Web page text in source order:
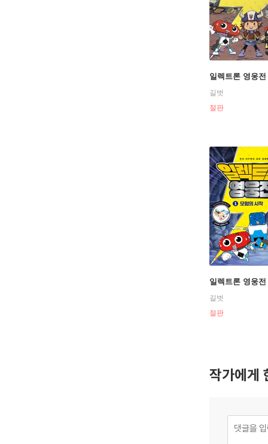
일렉트론 영웅전
길벗
절판
일렉트론 영웅전
길벗
절판
작가에게